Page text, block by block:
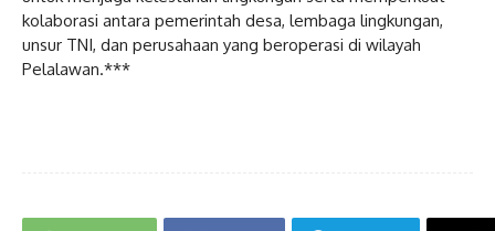
kolaborasi antara pemerintah desa, lembaga lingkungan,
unsur TNI, dan perusahaan yang beroperasi di wilayah
Pelalawan.***